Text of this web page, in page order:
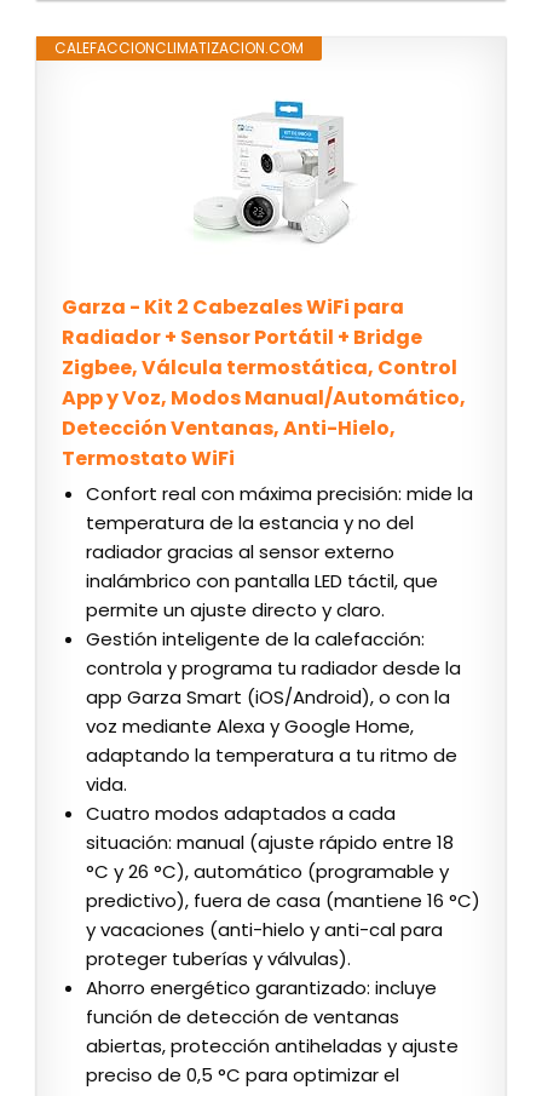
CALEFACCIONCLIMATIZACION.COM
Garza - Kit 2 Cabezales WiFi para
Radiador + Sensor Portátil + Bridge
Zigbee, Válcula termostática, Control
App y Voz, Modos Manual/Automático,
Detección Ventanas, Anti-Hielo,
Termostato WiFi
Confort real con máxima precisión: mide la
temperatura de la estancia y no del
radiador gracias al sensor externo
inalámbrico con pantalla LED táctil, que
permite un ajuste directo y claro.
Gestión inteligente de la calefacción:
controla y programa tu radiador desde la
app Garza Smart (iOS/Android), o con la
voz mediante Alexa y Google Home,
adaptando la temperatura a tu ritmo de
vida.
Cuatro modos adaptados a cada
situación: manual (ajuste rápido entre 18
°C y 26 °C), automático (programable y
predictivo), fuera de casa (mantiene 16 °C)
y vacaciones (anti-hielo y anti-cal para
proteger tuberías y válvulas).
Ahorro energético garantizado: incluye
función de detección de ventanas
abiertas, protección antiheladas y ajuste
preciso de 0,5 °C para optimizar el